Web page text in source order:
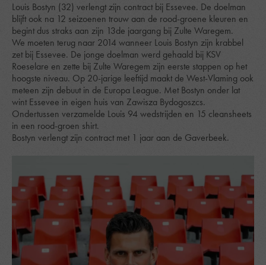
Louis Bostyn (32) verlengt zijn contract bij Essevee. De doelman
blijft ook na 12 seizoenen trouw aan de rood-groene kleuren en
begint dus straks aan zijn 13de jaargang bij Zulte Waregem.
We moeten terug naar 2014 wanneer Louis Bostyn zijn krabbel
zet bij Essevee. De jonge doelman werd gehaald bij KSV
Roeselare en zette bij Zulte Waregem zijn eerste stappen op het
hoogste niveau. Op 20-jarige leeftijd maakt de West-Vlaming ook
meteen zijn debuut in de Europa League. Met Bostyn onder lat
wint Essevee in eigen huis van Zawisza Bydogoszcs.
Ondertussen verzamelde Louis 94 wedstrijden en 15 cleansheets
in een rood-groen shirt.
Bostyn verlengt zijn contract met 1 jaar aan de Gaverbeek.